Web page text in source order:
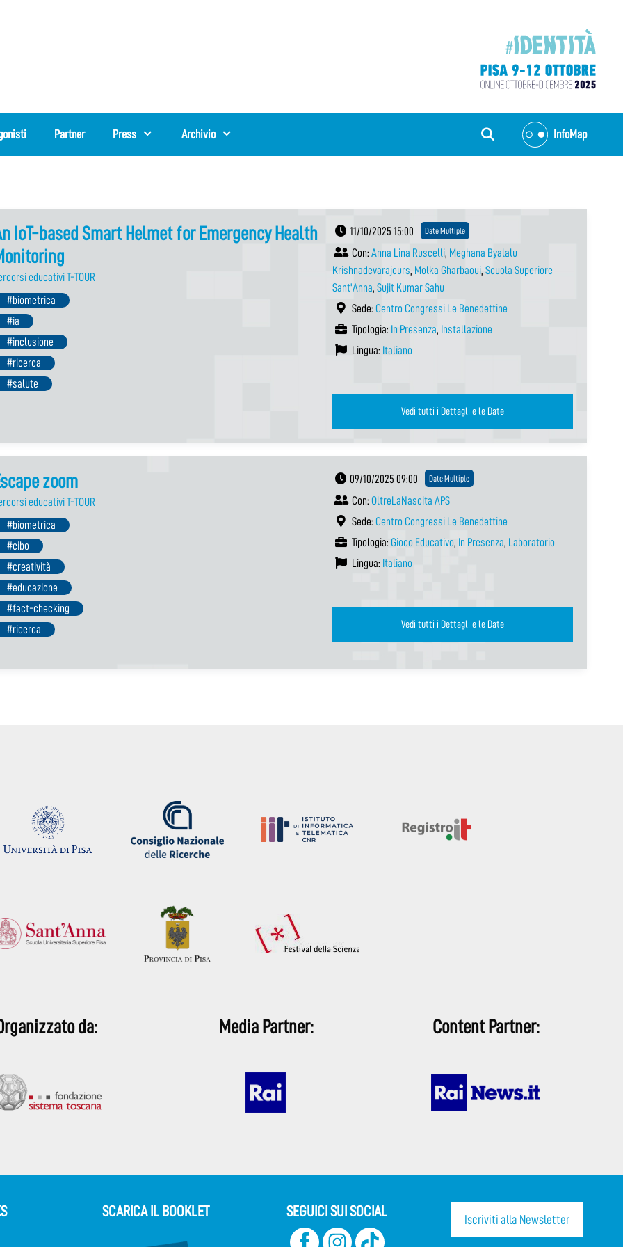
Partner Press Archivio InfoMap
IoT-based Smart Helmet for Emergency Health
educativi T-TOUR
#biometrica
#ia
#inclusione
#ricerca
#salute
11/10/2025 15:00 Date Multiple
Con: Anna Lina Ruscelli, Meghana Byalalu
Krishnadevarajeurs, Molka Gharbaoui, Scuola Superiore
Sant'Anna, Sujit Kumar Sahu
Sede: Centro Congressi Le Benedettine
Tipologia: In Presenza, Installazione
Lingua: Italiano
Vedi tutti i Dettagli e le Date
zoom
educativi T-TOUR
#biometrica
#cibo
#creatività
#educazione
#fact-checking
#ricerca
09/10/2025 09:00 Date Multiple
Con: OltreLaNascita APS
Sede: Centro Congressi Le Benedettine
Tipologia: Gioco Educativo, In Presenza, Laboratorio
Lingua: Italiano
Vedi tutti i Dettagli e le Date
da: Media Partner: Content Partner:
SCARICA IL BOOKLET SEGUICI SUI SOCIAL
Iscriviti alla Newsletter